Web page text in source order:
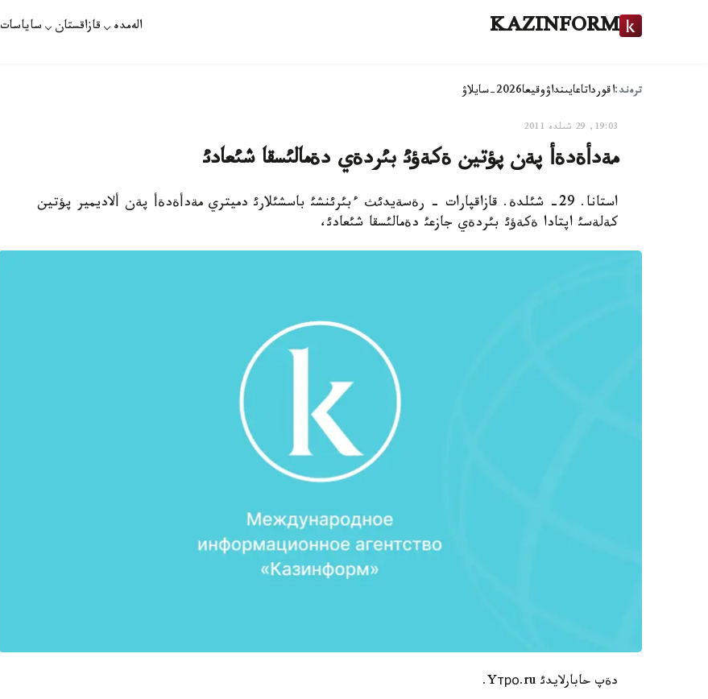
KAZINFORM الەمدە قازاقستان ساياسات
ترەند:اقورداتاعايىنداۋوقيعا2026-سايلاۋ
19:03, 29 شىلدە 2011
مةدأةدةأ پةن پؤتين ةكةؤئ بئردةي دةمالئسقا شئعادئ
استانا. 29- شئلدة. قازاقپارات - رةسةيدئث ءبئرئنشئ باسشئلارئ دميتري مةدأةدةأ پةن ألاديمير پؤتين
كةلةسئ اپتادا ةكةؤئ بئردةي جازعئ دةمالئسقا شئعادئ،
دةپ حابارلايدئ Yтро.ru.